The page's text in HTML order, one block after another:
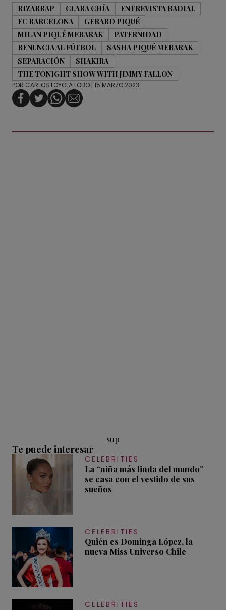
BIZARRAP CLARA CHÍA
ENTREVISTA RADIAL
FC BARCELONA
GERARD PIQUÉ
MILAN PIQUÉ MEBARAK
PATERNIDAD
RENUNCIA AL FÚTBOL
SASHA PIQUÉ MEBARAK
SEPARACIÓN
SHAKIRA
THE TONIGHT SHOW WITH JIMMY FALLON
POR CARLOS LOYOLA LOBO | 15 MARZO 2023
sup
Te puede interesar
CELEBRITIES
La “niña más linda del mundo”
se casa con el vestido de sus
sueños
CELEBRITIES
Quién es Dominga López, la
nueva Miss Universo Chile
CELEBRITIES